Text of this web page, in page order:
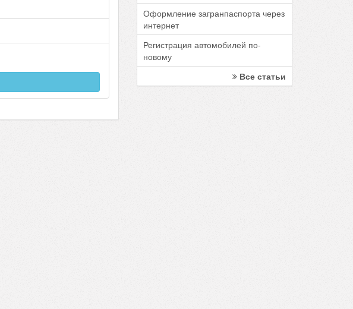
Оформление загранпаспорта через
интернет
Регистрация автомобилей по-
новому
Все статьи